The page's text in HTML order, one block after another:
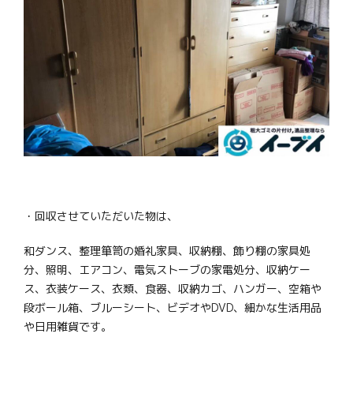
・回収させていただいた物は、
和ダンス、整理箪笥の婚礼家具、収納棚、飾り棚の家具処
分、照明、エアコン、電気ストーブの家電処分、収納ケー
ス、衣装ケース、衣類、食器、収納カゴ、ハンガー、空箱や
段ボール箱、ブルーシート、ビデオやDVD、細かな生活用品
や日用雑貨です。